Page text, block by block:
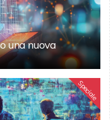
una nuova
Speciale